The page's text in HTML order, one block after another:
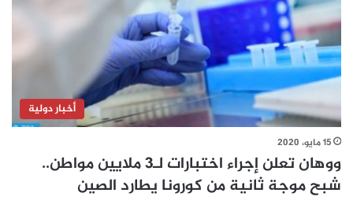
أخبار دولية
15 مايو، 2020
ووهان تعلن إجراء اختبارات لـ3 ملايين مواطن..
شبح موجة ثانية من كورونا يطارد الصين